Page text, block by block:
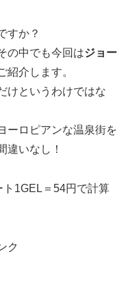
すか？
の中でも今回はジョー
紹介します。
けというわけではな
ーロピアンな温泉街を
違いなし！
1GEL＝54円で計算
ク